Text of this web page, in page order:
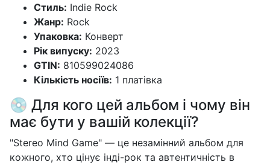
Стиль: Indie Rock
Жанр: Rock
Упаковка: Конверт
Рік випуску: 2023
GTIN: 810599024086
Кількість носіїв: 1 платівка
💿 Для кого цей альбом і чому він
має бути у вашій колекції?
"Stereo Mind Game" — це незамінний альбом для
кожного, хто цінує інді-рок та автентичність в